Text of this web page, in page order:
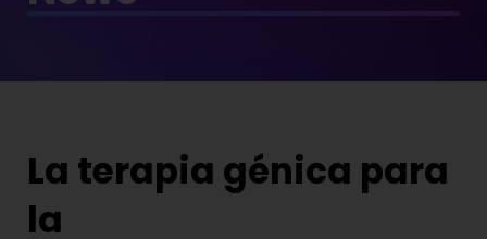
La terapia génica para
la